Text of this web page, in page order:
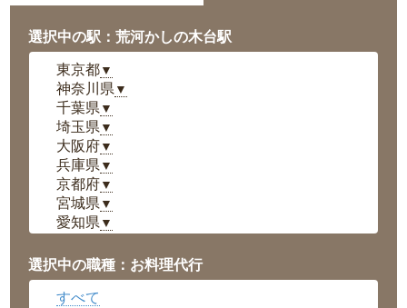
選択中の駅：荒河かしの木台駅
東京都▼
神奈川県 ▼
千葉県 ▼
埼玉県 ▼
大阪府▼
兵庫県 ▼
京都府▼
宮城県 ▼
愛知県 ▼
岡山県▼
広島県▼
沖縄県
選択中の職種：お料理代行
すべて